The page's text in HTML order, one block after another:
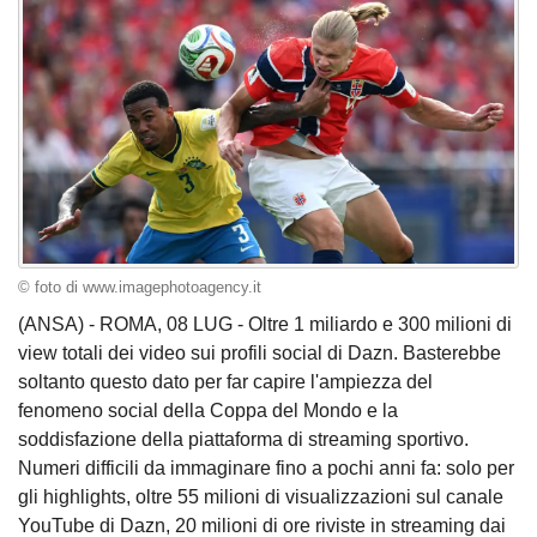
© foto di www.imagephotoagency.it
(ANSA) - ROMA, 08 LUG - Oltre 1 miliardo e 300 milioni di
view totali dei video sui profili social di Dazn. Basterebbe
soltanto questo dato per far capire l'ampiezza del
fenomeno social della Coppa del Mondo e la
soddisfazione della piattaforma di streaming sportivo.
Numeri difficili da immaginare fino a pochi anni fa: solo per
gli highlights, oltre 55 milioni di visualizzazioni sul canale
YouTube di Dazn, 20 milioni di ore riviste in streaming dai